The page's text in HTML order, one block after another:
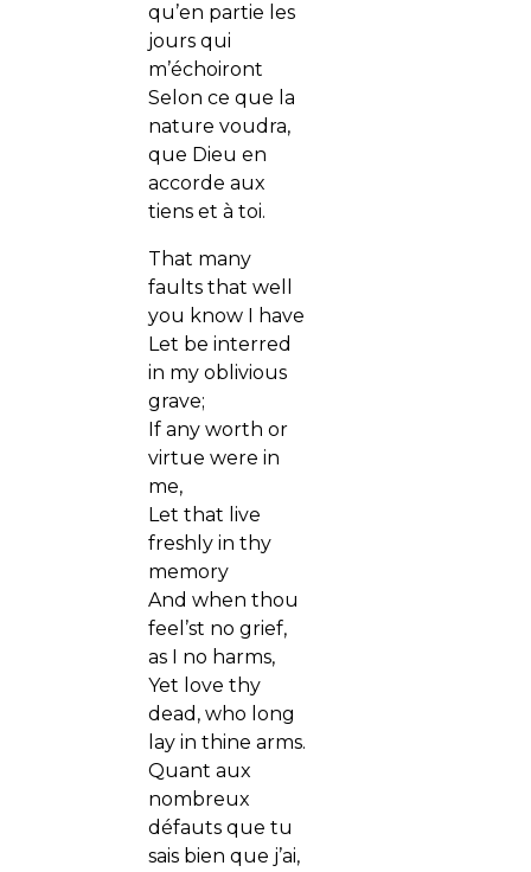
qu’en partie les
jours qui
m’échoiront
Selon ce que la
nature voudra,
que Dieu en
accorde aux
tiens et à toi.
That many
faults that well
you know I have
Let be interred
in my oblivious
grave;
If any worth or
virtue were in
me,
Let that live
freshly in thy
memory
And when thou
feel’st no grief,
as I no harms,
Yet love thy
dead, who long
lay in thine arms.
Quant aux
nombreux
défauts que tu
sais bien que j’ai,